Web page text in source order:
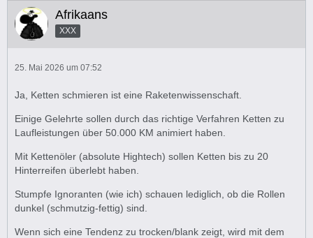
Afrikaans
XXX
25. Mai 2026 um 07:52
Ja, Ketten schmieren ist eine Raketenwissenschaft.
Einige Gelehrte sollen durch das richtige Verfahren Ketten zu
Laufleistungen über 50.000 KM animiert haben.
Mit Kettenöler (absolute Hightech) sollen Ketten bis zu 20
Hinterreifen überlebt haben.
Stumpfe Ignoranten (wie ich) schauen lediglich, ob die Rollen
dunkel (schmutzig-fettig) sind.
Wenn sich eine Tendenz zu trocken/blank zeigt, wird mit dem